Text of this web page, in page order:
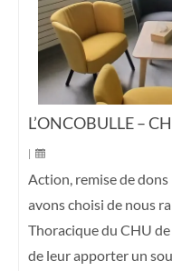
L’ONCOBULLE –
|
Action, remise de
avons choisi de nous
Thoracique du CHU
de leur apporter un